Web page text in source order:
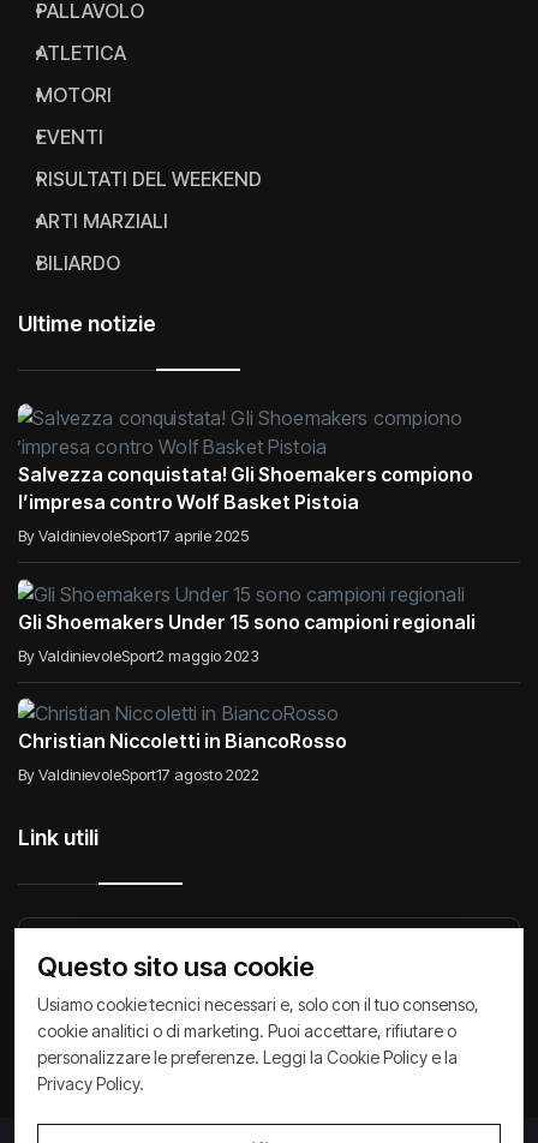
PALLAVOLO
ATLETICA
MOTORI
EVENTI
RISULTATI DEL WEEKEND
ARTI MARZIALI
BILIARDO
Ultime notizie
Salvezza conquistata! Gli Shoemakers compiono
l’impresa contro Wolf Basket Pistoia
By ValdinievoleSport17 aprile 2025
Gli Shoemakers Under 15 sono campioni regionali
By ValdinievoleSport2 maggio 2023
Christian Niccoletti in BiancoRosso
By ValdinievoleSport17 agosto 2022
Link utili
Raccontiamo di Noi Comunicati
Privacy Policy Cookie Policy Archivio News
Questo sito usa cookie
Usiamo cookie tecnici necessari e, solo con il tuo consenso,
cookie analitici o di marketing. Puoi accettare, rifiutare o
personalizzare le preferenze. Leggi la Cookie Policy e la
Privacy Policy.